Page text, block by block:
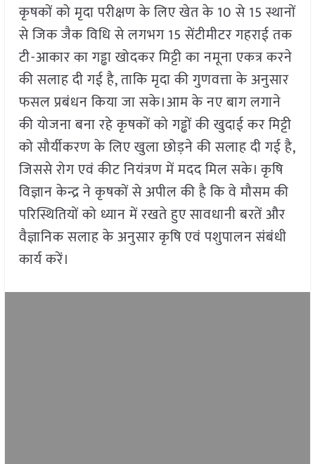
कृषकों को मृदा परीक्षण के लिए खेत के 10 से 15 स्थानों
से जिक जैक विधि से लगभग 15 सेंटीमीटर गहराई तक
टी-आकार का गड्ढा खोदकर मिट्टी का नमूना एकत्र करने
की सलाह दी गई है, ताकि मृदा की गुणवत्ता के अनुसार
फसल प्रबंधन किया जा सके।आम के नए बाग लगाने
की योजना बना रहे कृषकों को गड्ढों की खुदाई कर मिट्टी
को सौर्यीकरण के लिए खुला छोड़ने की सलाह दी गई है,
जिससे रोग एवं कीट नियंत्रण में मदद मिल सके। कृषि
विज्ञान केन्द्र ने कृषकों से अपील की है कि वे मौसम की
परिस्थितियों को ध्यान में रखते हुए सावधानी बरतें और
वैज्ञानिक सलाह के अनुसार कृषि एवं पशुपालन संबंधी
कार्य करें।